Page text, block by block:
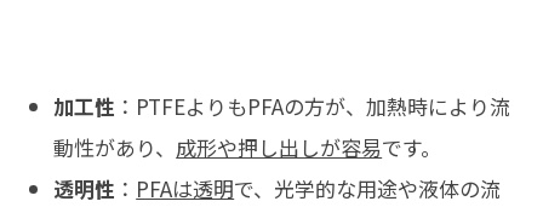
加工性 ：PTFEよりもPFAの方が、加熱時により流
動性があり、 成形や押し出しが容易です。
透明性 ： PFAは透明で、光学的な用途や液体の流